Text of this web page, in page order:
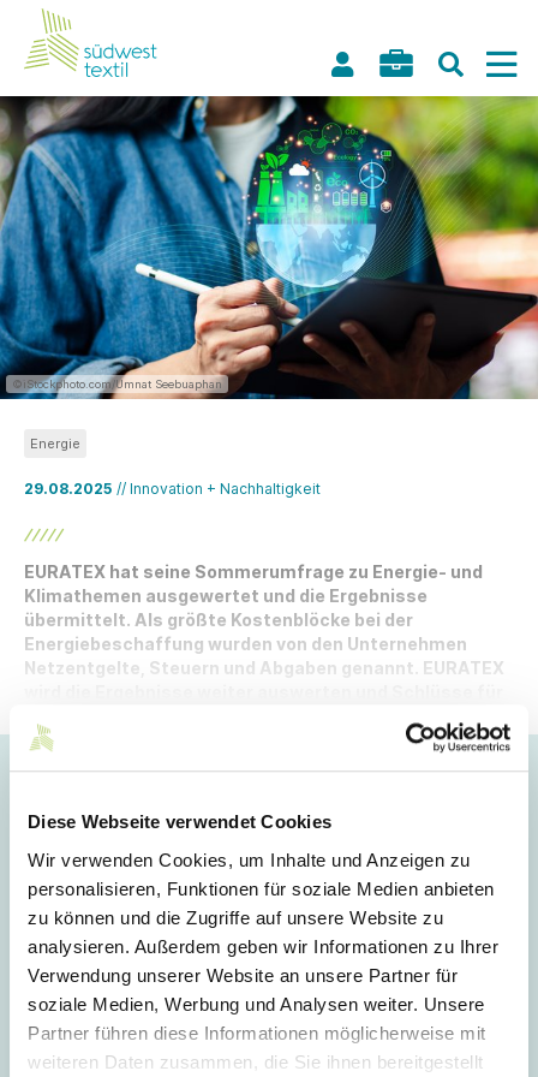
Diese Webseite verwendet Cookies
Wir verwenden Cookies, um Inhalte und Anzeigen zu
personalisieren, Funktionen für soziale Medien anbieten
zu können und die Zugriffe auf unsere Website zu
analysieren. Außerdem geben wir Informationen zu Ihrer
Verwendung unserer Website an unsere Partner für
soziale Medien, Werbung und Analysen weiter. Unsere
Partner führen diese Informationen möglicherweise mit
weiteren Daten zusammen, die Sie ihnen bereitgestellt
©iStockphoto.com/Umnat Seebuaphan
29.08.2025 // Innovation + Nachhaltigkeit
Energie
EURATEX hat seine Sommerumfrage zu Energie- und
Klimathemen ausgewertet und die Ergebnisse
übermittelt. Als größte Kostenblöcke bei der
Energiebeschaffung wurden von den Unternehmen
Netzentgelte, Steuern und Abgaben genannt. EURATEX
Hoppla!
Dieser Artikel ist nur für Mitglieder sichtbar.
Login
E-Mail